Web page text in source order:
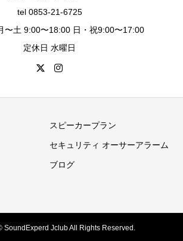
tel 0853-21-6725
土 9:00〜18:00 日・祝9:00〜17:00
定休日 水曜日
スピーカープラン
セキュリティ オーサーアラーム
ブログ
SoundExperd Jclub All Rights Reserved.